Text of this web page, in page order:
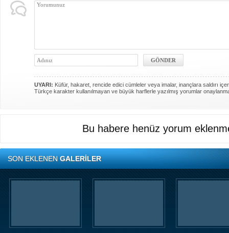
UYARI: Küfür, hakaret, rencide edici cümleler veya imalar, inançlara saldırı
Türkçe karakter kullanılmayan ve büyük harflerle yazılmış yorumlar
Bu habere henüz yorum
SON EKLENENGALERİLER